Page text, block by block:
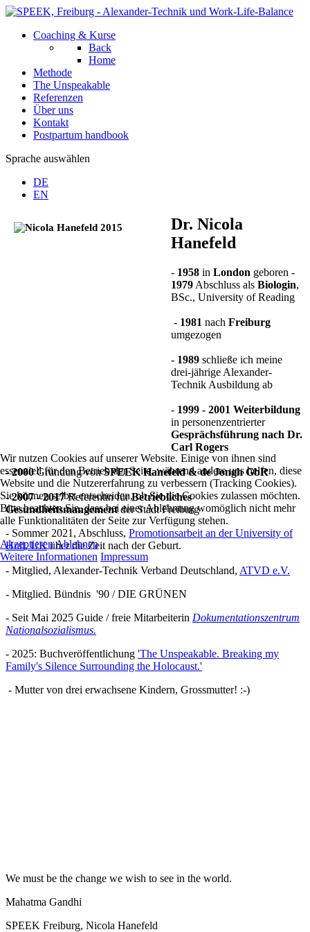
Coaching & Kurse
Back
Home
Methode
The Unspeakable
Referenzen
Über uns
Kontakt
Postpartum handbook
Sprache auswählen
DE
EN
Dr. Nicola
Hanefeld
- 1958 in London geboren -
1979 Abschluss als Biologin,
BSc., University of Reading
- 1981 nach Freiburg
umgezogen
- 1989 schließe ich meine
drei-jährige Alexander-
Technik Ausbildung ab
- 1999 - 2001 Weiterbildung
in personenzentrierter
Gesprächsführung nach Dr.
Carl Rogers
-2000Gründung vonSPEEK Hanefeld & de Jongh GbR
-2007 - 2017Referentin fürBetriebliches
Gesundheitsmangementder Stadt Freiburg
- Sommer 2021, Abschluss, Promotionsarbeit an der University of
Hull, UKüber die Zeit nach der Geburt.
- Mitglied, Alexander-Technik Verband Deutschland, ATVD e.V.
- Mitglied. Bündnis '90 / DIE GRÜNEN
- Seit Mai 2025 Guide / freie Mitarbeiterin Dokumentationszentrum
Nationalsozialismus.
- 2025: Buchveröffentlichung 'The Unspeakable. Breaking my
Family's Silence Surrounding the Holocaust.'
- Mutter von drei erwachsene Kindern, Grossmutter! :-)
We must be the change we wish to see in the world.
Mahatma Gandhi
SPEEK Freiburg, Nicola Hanefeld
Wir nutzen Cookies auf unserer Website. Einige von ihnen sind
essenziell für den Betrieb der Seite, während andere uns helfen, diese
Website und die Nutzererfahrung zu verbessern (Tracking Cookies).
Sie können selbst entscheiden, ob Sie die Cookies zulassen möchten.
Bitte beachten Sie, dass bei einer Ablehnung womöglich nicht mehr
alle Funktionalitäten der Seite zur Verfügung stehen.
AkzeptierenAblehnen
Weitere Informationen Impressum